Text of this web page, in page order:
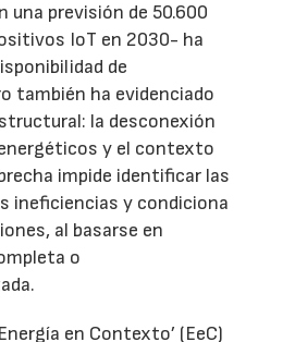
una previsión de 50.600
IoT en 2030- ha
de
también ha evidenciado
la desconexión
y el contexto
impide identificar las
ineficiencias y condiciona
al basarse en
o
en Contexto’ (EeC)